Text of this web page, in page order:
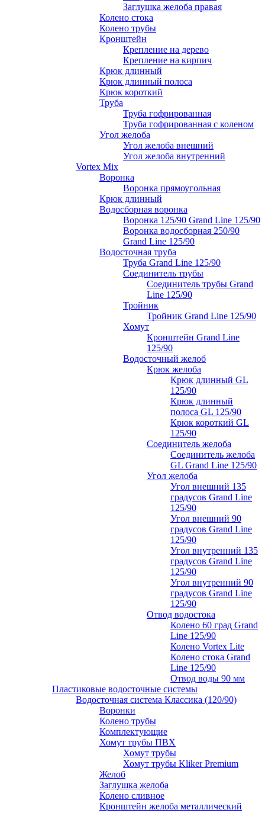
Заглушка желоба правая
Колено стока
Колено трубы
Кронштейн
Крепление на дерево
Крепление на кирпич
Крюк длинный
Крюк длинный полоса
Крюк короткий
Труба
Труба гофрированная
Труба гофрированная с коленом
Угол желоба
Угол желоба внешний
Угол желоба внутренний
Vortex Mix
Воронка
Воронка прямоугольная
Крюк длинный
Водосборная воронка
Воронка 125/90 Grand Line 125/90
Воронка водосборная 250/90
Grand Line 125/90
Водосточная труба
Труба Grand Line 125/90
Соединитель трубы
Соединитель трубы Grand
Line 125/90
Тройник
Тройник Grand Line 125/90
Хомут
Кронштейн Grand Line
125/90
Водосточный желоб
Крюк желоба
Крюк длинный GL
125/90
Крюк длинный
полоса GL 125/90
Крюк короткий GL
125/90
Соединитель желоба
Соединитель желоба
GL Grand Line 125/90
Угол желоба
Угол внешний 135
градусов Grand Line
125/90
Угол внешний 90
градусов Grand Line
125/90
Угол внутренний 135
градусов Grand Line
125/90
Угол внутренний 90
градусов Grand Line
125/90
Отвод водостока
Колено 60 град Grand
Line 125/90
Колено Vortex Lite
Колено стока Grand
Line 125/90
Отвод воды 90 мм
Пластиковые водосточные системы
Водосточная система Классика (120/90)
Воронки
Колено трубы
Комплектующие
Хомут трубы ПВХ
Хомут трубы
Хомут трубы Kliker Premium
Желоб
Заглушка желоба
Колено сливное
Кронштейн желоба металлический